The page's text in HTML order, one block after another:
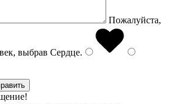
Пожалуйста,
выбрав Сердце.